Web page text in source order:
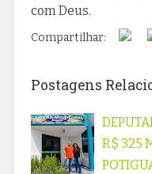
com Deus.
Compartilhar:
Postagens
R$ 325